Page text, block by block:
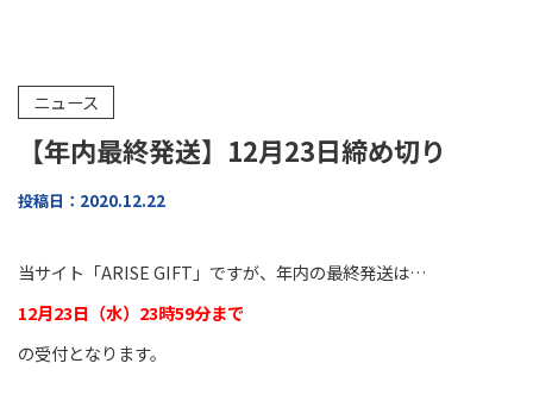
ニュース
【年内最終発送】12月23日締め切り
投稿日：2020.12.22
当サイト「ARISE GIFT」ですが、年内の最終発送は…
12月23日（水）23時59分まで
の受付となります。